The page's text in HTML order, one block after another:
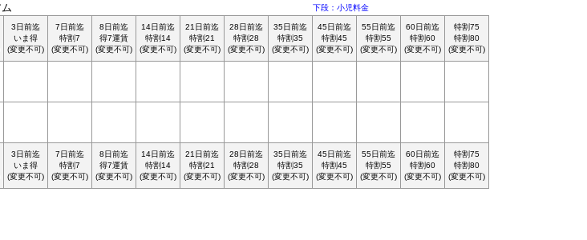
下段：小児料金
3日前迄
いま得
(変更不可)
7日前迄
特割7
(変更不可)
8日前迄
得7運賃
(変更不可)
14日前迄
特割14
(変更不可)
21日前迄
特割21
(変更不可)
28日前迄
特割28
(変更不可)
35日前迄
特割35
(変更不可)
45日前迄
特割45
(変更不可)
55日前迄
特割55
(変更不可)
60日前迄
特割60
(変更不可)
特割75
特割80
(変更不可)
3日前迄
いま得
(変更不可)
7日前迄
特割7
(変更不可)
8日前迄
得7運賃
(変更不可)
14日前迄
特割14
(変更不可)
21日前迄
特割21
(変更不可)
28日前迄
特割28
(変更不可)
35日前迄
特割35
(変更不可)
45日前迄
特割45
(変更不可)
55日前迄
特割55
(変更不可)
60日前迄
特割60
(変更不可)
特割75
特割80
(変更不可)